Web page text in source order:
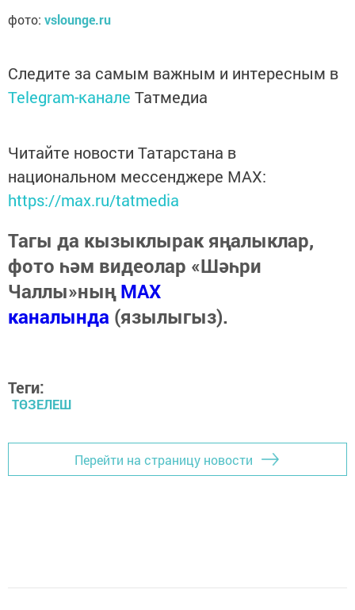
фото: vslounge.ru
Следите за самым важным и интересным в
Telegram-канале Татмедиа
Читайте новости Татарстана в
национальном мессенджере MАХ:
https://max.ru/tatmedia
Тагы да кызыклырак яңалыклар,
фото һәм видеолар «Шәһри
Чаллы»ныңMAX
каналында (язылыгыз).
Теги:
ТӨЗЕЛЕШ
Перейти на страницу новости